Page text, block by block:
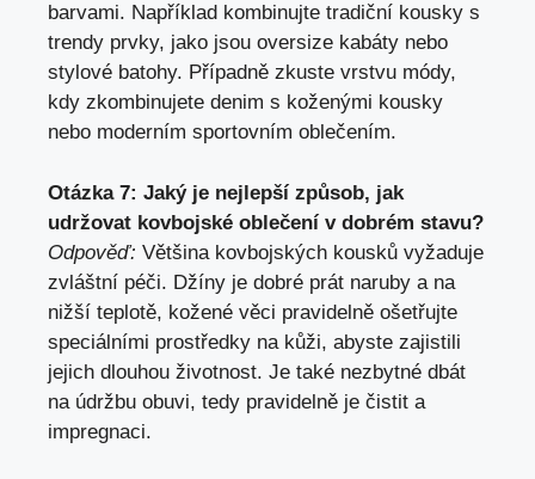
barvami. Například kombinujte tradiční kousky s
trendy prvky, jako jsou oversize kabáty nebo
stylové batohy. Případně zkuste vrstvu módy,
kdy zkombinujete denim s koženými kousky
nebo moderním sportovním oblečením.
Otázka 7: Jaký je nejlepší způsob, jak
udržovat kovbojské oblečení v dobrém stavu?
Odpověď: Většina kovbojských kousků vyžaduje
zvláštní péči. Džíny je dobré prát naruby a na
nižší teplotě, kožené věci pravidelně ošetřujte
speciálními prostředky na kůži, abyste zajistili
jejich dlouhou životnost. Je také nezbytné dbát
na údržbu obuvi, tedy pravidelně je čistit a
impregnaci.